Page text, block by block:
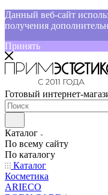
Данный веб-сайт
получения
Принять
Готовый интернет-
Каталог
По всему сайту
По каталогу
Каталог
Косметика
ARIECO